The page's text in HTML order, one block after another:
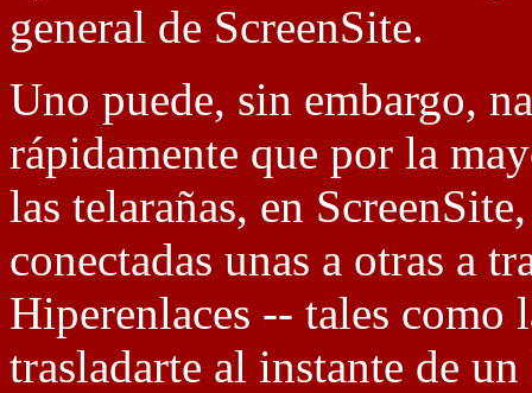
general de ScreenSite.
Uno puede, sin embargo,
rápidamente que por la
las telarañas, en
conectadas unas a otras a
Hiperenlaces -- tales como
trasladarte al instante de